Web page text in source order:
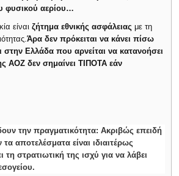
φυσικού αερίου…
είναιζήτημα εθνικής ασφάλειας με τη
Άρα δεν πρόκειται να κάνει πίσω
στην Ελλάδα που αρνείται να κατανοήσει
ΑΟΖ δεν σημαίνει ΤΙΠΟΤΑ εάν
την πραγματικότητα: Ακριβώς επειδή
αποτελέσματα είναι ιδιαιτέρως
στρατιωτική της ισχύ για να λάβει